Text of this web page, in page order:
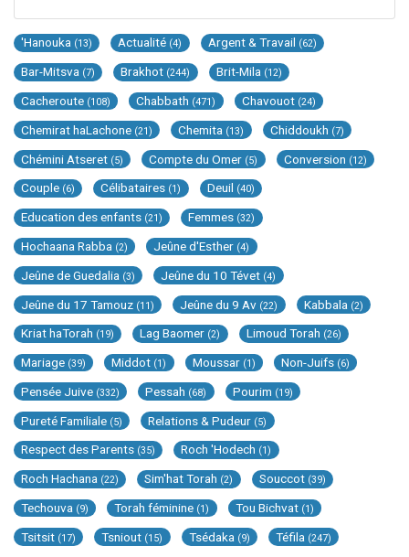
'Hanouka (13) Actualité (4) Argent & Travail (62)
Bar-Mitsva (7) Brakhot (244) Brit-Mila (12)
Cacheroute (108) Chabbath (471) Chavouot (24)
Chemirat haLachone (21) Chemita (13) Chiddoukh (7)
Chémini Atseret (5) Compte du Omer (5) Conversion (12)
Couple (6) Célibataires (1) Deuil (40)
Education des enfants (21) Femmes (32)
Hochaana Rabba (2) Jeûne d'Esther (4)
Jeûne de Guedalia (3) Jeûne du 10 Tévet (4)
Jeûne du 17 Tamouz (11) Jeûne du 9 Av (22) Kabbala (2)
Kriat haTorah (19) Lag Baomer (2) Limoud Torah (26)
Mariage (39) Middot (1) Moussar (1) Non-Juifs (6)
Pensée Juive (332) Pessah (68) Pourim (19)
Pureté Familiale (5) Relations & Pudeur (5)
Respect des Parents (35) Roch 'Hodech (1)
Roch Hachana (22) Sim'hat Torah (2) Souccot (39)
Techouva (9) Torah féminine (1) Tou Bichvat (1)
Tsitsit (17) Tsniout (15) Tsédaka (9) Téfila (247)